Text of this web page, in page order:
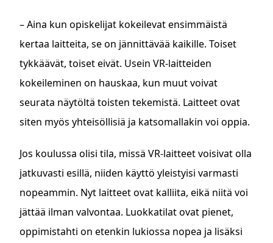
– Aina kun opiskelijat kokeilevat ensimmäistä
kertaa laitteita, se on jännittävää kaikille. Toiset
tykkäävät, toiset eivät. Usein VR-laitteiden
kokeileminen on hauskaa, kun muut voivat
seurata näytöltä toisten tekemistä. Laitteet ovat
siten myös yhteisöllisiä ja katsomallakin voi oppia.
Jos koulussa olisi tila, missä VR-laitteet voisivat olla
jatkuvasti esillä, niiden käyttö yleistyisi varmasti
nopeammin. Nyt laitteet ovat kalliita, eikä niitä voi
jättää ilman valvontaa. Luokkatilat ovat pienet,
oppimistahti on etenkin lukiossa nopea ja lisäksi